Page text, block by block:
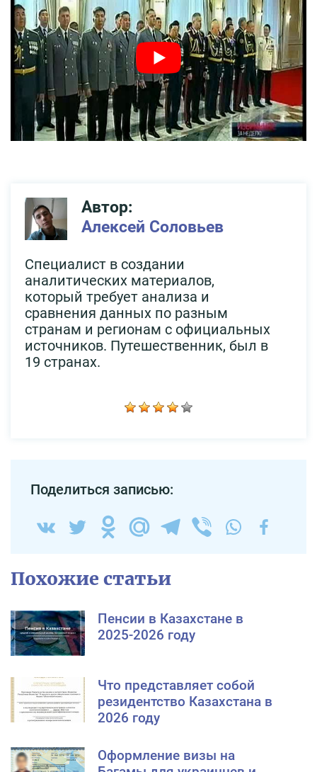
Автор:
Алексей Соловьев
Специалист в создании
аналитических материалов,
который требует анализа и
сравнения данных по разным
странам и регионам с официальных
источников. Путешественник, был в
19 странах.
Поделиться записью:
Похожие статьи
Пенсии в Казахстане в
2025-2026 году
Что представляет собой
резидентство Казахстана в
2026 году
Оформление визы на